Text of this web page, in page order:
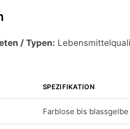
/ Typen:
SPEZIFIKATION
Farblose bis